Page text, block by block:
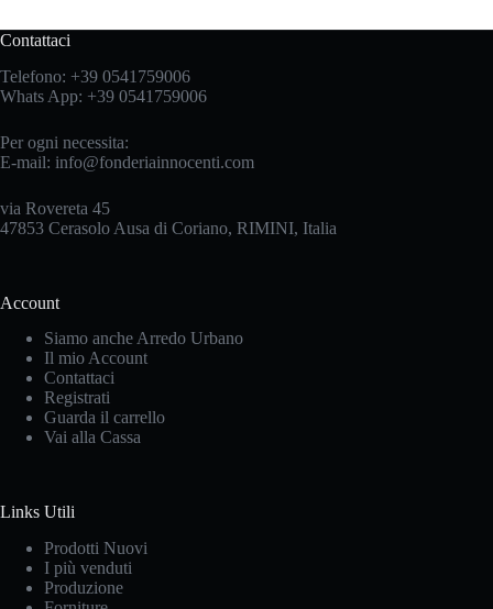
Contattaci
Telefono: +39 0541759006
Whats App: +39 0541759006
Per ogni necessita:
E-mail: info@fonderiainnocenti.com
via Rovereta 45
47853 Cerasolo Ausa di Coriano, RIMINI, Italia
Account
Siamo anche Arredo Urbano
Il mio Account
Contattaci
Registrati
Guarda il carrello
Vai alla Cassa
Links Utili
Prodotti Nuovi
I più venduti
Produzione